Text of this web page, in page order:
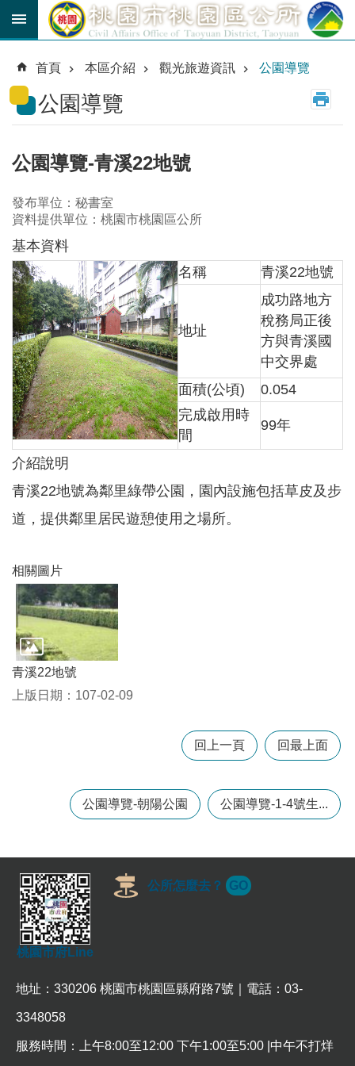
跳到主要內容區塊
育
貼
公
路
線
市
民
卡
進
階
搜
尋
本
區
介
紹
息
公
活
便
民
資
訊
機
關
回
首
頁
網
站
導
政
箱
首頁 本區介紹 觀光旅遊資訊 公園導覽
公園導覽
公園導覽-青溪22地號
發布單位：秘書室
資料提供單位：桃園市桃園區公所
基本資料
名稱
青溪22地號
地址
成功路地方
稅務局正後
方與青溪國
中交界處
面積(公頃)
0.054
完成啟用時
間
99年
介紹說明
青溪22地號為鄰里綠帶公園，園內設施包括草皮及步
道，提供鄰里居民遊憩使用之場所。
相關圖片
青溪22地號
上版日期：107-02-09
回上一頁 回最上面
公園導覽-朝陽公園 公園導覽-1-4號生...
桃園市府Line
公所怎麼去？ GO
地址：330206 桃園市桃園區縣府路7號｜電話：03-
3348058
服務時間：上午8:00至12:00 下午1:00至5:00 |中午不打烊